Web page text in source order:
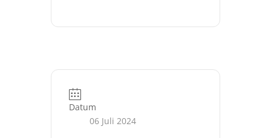
Datum
06 Juli 2024